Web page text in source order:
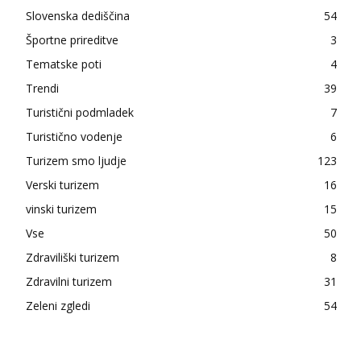
Slovenska dediščina
54
Športne prireditve
3
Tematske poti
4
Trendi
39
Turistični podmladek
7
Turistično vodenje
6
Turizem smo ljudje
123
Verski turizem
16
vinski turizem
15
Vse
50
Zdraviliški turizem
8
Zdravilni turizem
31
Zeleni zgledi
54